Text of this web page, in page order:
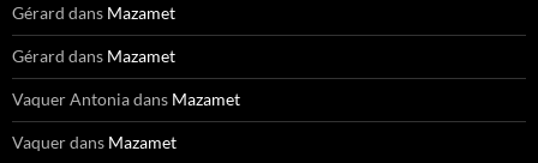
Gérard dans Mazamet
Gérard dans Mazamet
Vaquer Antoniadans Mazamet
Vaquerdans Mazamet